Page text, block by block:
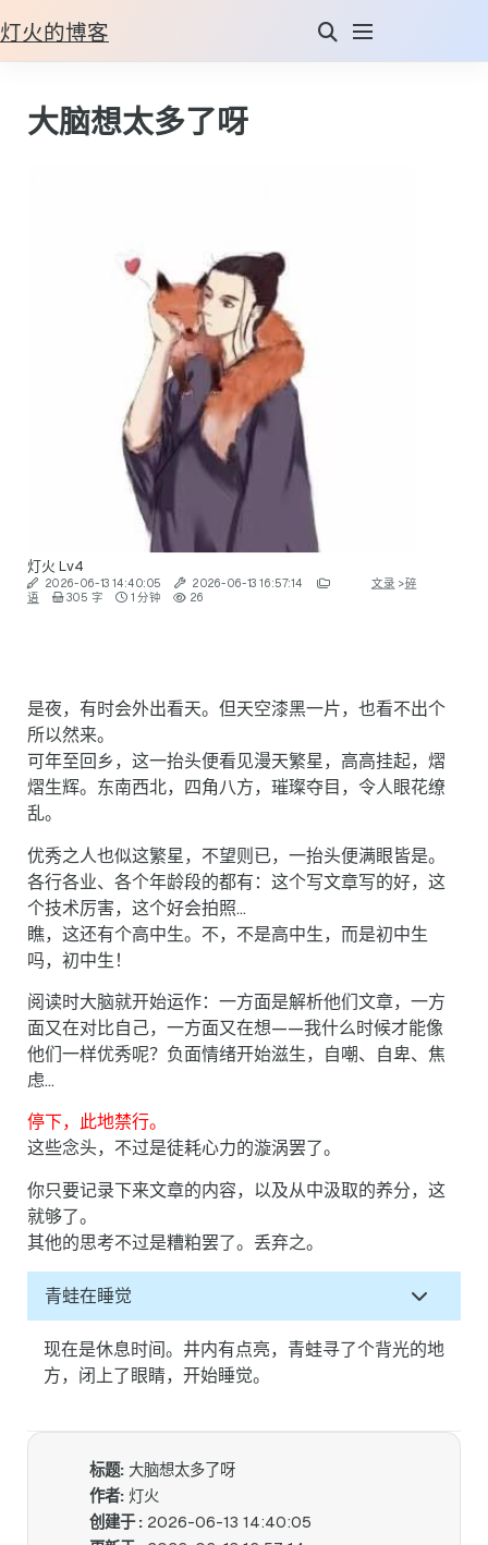
灯火的博客
大脑想太多了呀
灯火 Lv4
2026-06-13 14:40:05 2026-06-13 16:57:14 文录 >碎
语
305 字 1 分钟 26
是夜，有时会外出看天。但天空漆黑一片，也看不出个
所以然来。
可年至回乡，这一抬头便看见漫天繁星，高高挂起，熠
熠生辉。东南西北，四角八方，璀璨夺目，令人眼花缭
乱。
优秀之人也似这繁星，不望则已，一抬头便满眼皆是。
各行各业、各个年龄段的都有：这个写文章写的好，这
个技术厉害，这个好会拍照…
瞧，这还有个高中生。不，不是高中生，而是初中生
吗，初中生！
阅读时大脑就开始运作：一方面是解析他们文章，一方
面又在对比自己，一方面又在想——我什么时候才能像
他们一样优秀呢？负面情绪开始滋生，自嘲、自卑、焦
虑…
停下，此地禁行。
这些念头，不过是徒耗心力的漩涡罢了。
你只要记录下来文章的内容，以及从中汲取的养分，这
就够了。
其他的思考不过是糟粕罢了。丢弃之。
青蛙在睡觉
现在是休息时间。井内有点亮，青蛙寻了个背光的地
方，闭上了眼睛，开始睡觉。
标题: 大脑想太多了呀
作者: 灯火
创建于 : 2026-06-13 14:40:05